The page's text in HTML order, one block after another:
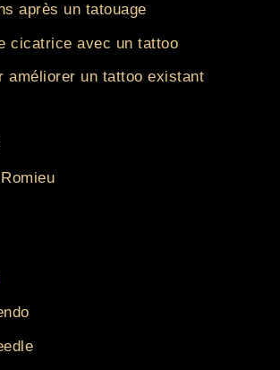
après un tatouage
cicatrice avec un tattoo
améliorer un tattoo existant